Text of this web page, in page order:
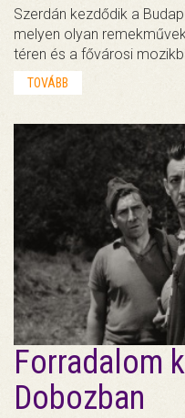
Szerdán kezdődik a
melyen olyan
téren és a fővárosi
TOVÁBB
Forradalom
Dobozban